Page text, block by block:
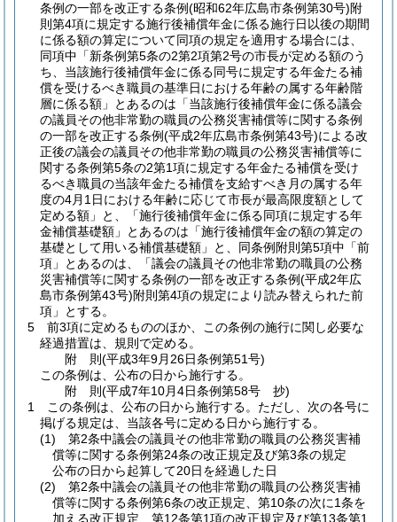
条例の一部を改正する条例(昭和62年広島市条例第30号)附
則第4項に規定する施行後補償年金に係る施行日以後の期間
に係る額の算定について同項の規定を適用する場合には、
同項中「新条例第5条の2第2項第2号の市長が定める額のう
ち、当該施行後補償年金に係る同号に規定する年金たる補
償を受けるべき職員の基準日における年齢の属する年齢階
層に係る額」とあるのは「当該施行後補償年金に係る議会
の議員その他非常勤の職員の公務災害補償等に関する条例
の一部を改正する条例(平成2年広島市条例第43号)による改
正後の議会の議員その他非常勤の職員の公務災害補償等に
関する条例第5条の2第1項に規定する年金たる補償を受け
るべき職員の当該年金たる補償を支給すべき月の属する年
度の4月1日における年齢に応じて市長が最高限度額として
定める額」と、「施行後補償年金に係る同項に規定する年
金補償基礎額」とあるのは「施行後補償年金の額の算定の
基礎として用いる補償基礎額」と、同条例附則第5項中「前
項」とあるのは、「議会の議員その他非常勤の職員の公務
災害補償等に関する条例の一部を改正する条例(平成2年広
島市条例第43号)附則第4項の規定により読み替えられた前
項」とする。
5
前3項に定めるもののほか、この条例の施行に関し必要な
経過措置は、規則で定める。
附 則(平成3年9月26日条例第51号)
この条例は、公布の日から施行する。
附 則(平成7年10月4日条例第58号 抄)
1
この条例は、公布の日から施行する。 ただし、次の各号に
掲げる規定は、当該各号に定める日から施行する。
(1)
第2条中議会の議員その他非常勤の職員の公務災害補
償等に関する条例第24条の改正規定及び第3条の規定
公布の日から起算して20日を経過した日
(2)
第2条中議会の議員その他非常勤の職員の公務災害補
償等に関する条例第6条の改正規定、第10条の次に1条を
加える改正規定、第12条第1項の改正規定及び第13条第1